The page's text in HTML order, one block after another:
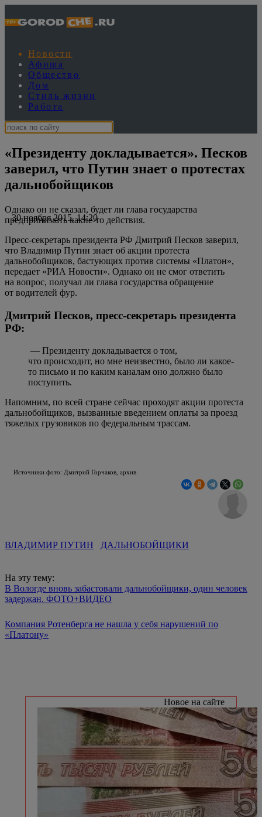
Новости
Афиша
Общество
Дом
Стиль жизни
Работа
«Президенту докладывается». Песков
заверил, что Путин знает о протестах
дальнобойщиков
30 ноября 2015, 14:20
Однако он не сказал, будет ли глава государства
предпринимать какие-то действия.
Пресс-секретарь президента РФ Дмитрий Песков заверил,
что Владимир Путин знает об акции протеста
дальнобойщиков, бастующих против системы «Платон»,
передает «РИА Новости». Однако он не смог ответить
на вопрос, получал ли глава государства обращение
от водителей фур.
Дмитрий Песков, пресс-секретарь президента
РФ:
— Президенту докладывается о том,
что происходит, но мне неизвестно, было ли какое-
то письмо и по каким каналам оно должно было
поступить.
Напомним, по всей стране сейчас проходят акции протеста
дальнобойщиков, вызванные введением оплаты за проезд
тяжелых грузовиков по федеральным трассам.
Источники фото: Дмитрий Горчаков, архив
ВЛАДИМИР ПУТИН ДАЛЬНОБОЙЩИКИ
На эту тему:
В Вологде вновь забастовали дальнобойщики, один человек
задержан. ФОТО+ВИДЕО
Компания Ротенберга не нашла у себя нарушений по
«Платону»
Новое на сайте